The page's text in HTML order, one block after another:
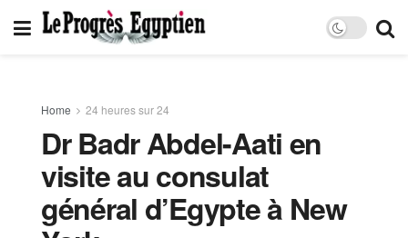
Home 24 heures sur 24
Dr Badr Abdel-Aati en
visite au consulat
général d’Egypte à New